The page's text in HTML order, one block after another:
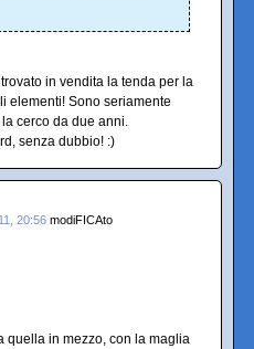
in vendita la tenda per la
elementi! Sono seriamente
cerco da due anni.
senza dubbio! :)
20:56 modiFICAto
quella in mezzo, con la maglia